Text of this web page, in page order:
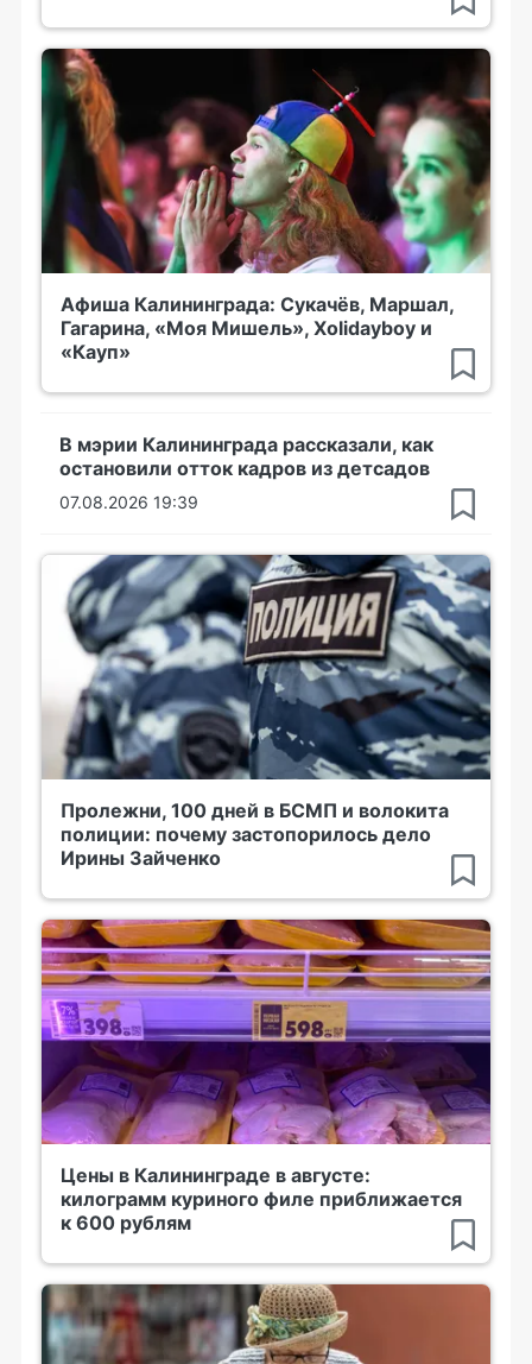
Афиша Калининграда: Сукачёв, Маршал,
Гагарина, «Моя Мишель», Xolidayboy и
«Кауп»
В мэрии Калининграда рассказали, как
остановили отток кадров из детсадов
07.08.2026 19:39
Пролежни, 100 дней в БСМП и волокита
полиции: почему застопорилось дело
Ирины Зайченко
Цены в Калининграде в августе:
килограмм куриного филе приближается
к 600 рублям